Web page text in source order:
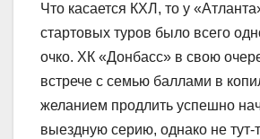
Что касается КХЛ, то у
стартовых туров было всего
очко. ХК «Донбасс» в свою
встрече с семью баллами в
желанием продлить успешно
выездную серию, однако не тут-